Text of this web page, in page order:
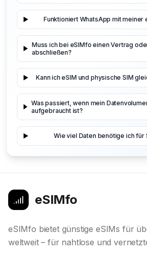
Funktioniert WhatsApp mit meiner
Muss ich bei eSIMfo einen Vertrag
abschließen?
Kann ich eSIM und physische SIM
Was passiert, wenn mein
aufgebraucht ist?
Wie viel Daten benötige ich für
eSIMfo
eSIMfo bietet günstige eSIMs für
weltweit – für nahtlose und